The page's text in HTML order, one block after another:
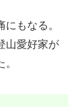
もなる。
山愛好家が